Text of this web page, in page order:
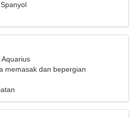
memasak dan bepergian